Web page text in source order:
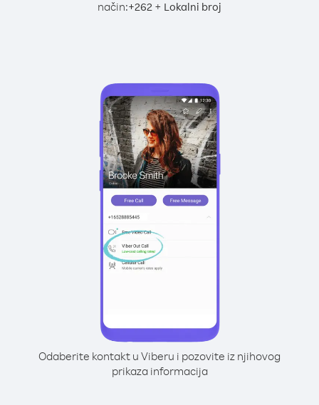
način:+262 + Lokalni broj
Odaberite kontakt u Viberu i pozovite iz njihovog
prikaza informacija